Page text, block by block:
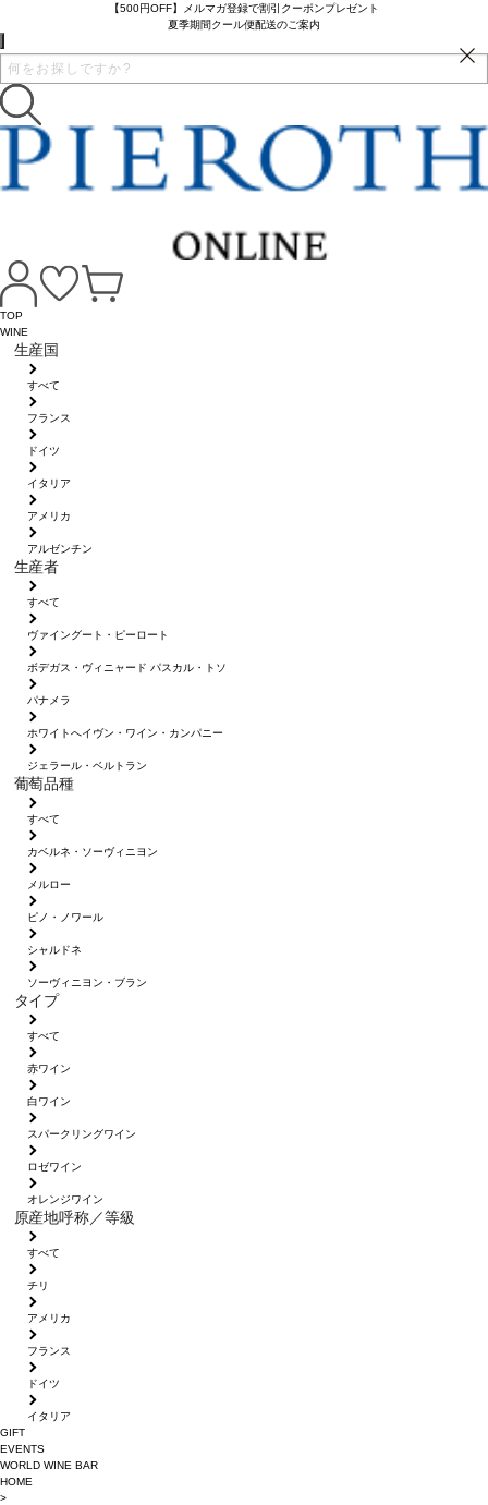
【500円OFF】メルマガ登録で割引クーポンプレゼント
夏季期間クール便配送のご案内
TOP
WINE
生産国
すべて
フランス
ドイツ
イタリア
アメリカ
アルゼンチン
生産者
すべて
ヴァイングート・ピーロート
ボデガス・ヴィニャード パスカル・トソ
パナメラ
ホワイトへイヴン・ワイン・カンパニー
ジェラール・ベルトラン
葡萄品種
すべて
カベルネ・ソーヴィニヨン
メルロー
ピノ・ノワール
シャルドネ
ソーヴィニヨン・ブラン
タイプ
すべて
赤ワイン
白ワイン
スパークリングワイン
ロゼワイン
オレンジワイン
原産地呼称／等級
すべて
チリ
アメリカ
フランス
ドイツ
イタリア
GIFT
EVENTS
WORLD WINE BAR
HOME
>